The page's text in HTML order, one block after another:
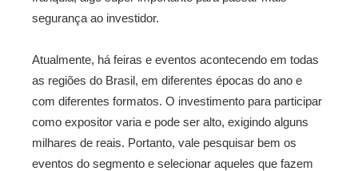
segurança ao investidor.
Atualmente, há feiras e eventos acontecendo em todas
as regiões do Brasil, em diferentes épocas do ano e
com diferentes formatos. O investimento para participar
como expositor varia e pode ser alto, exigindo alguns
milhares de reais. Portanto, vale pesquisar bem os
eventos do segmento e selecionar aqueles que fazem